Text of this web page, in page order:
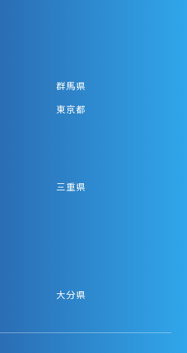
群馬県
東京都
三重県
大分県